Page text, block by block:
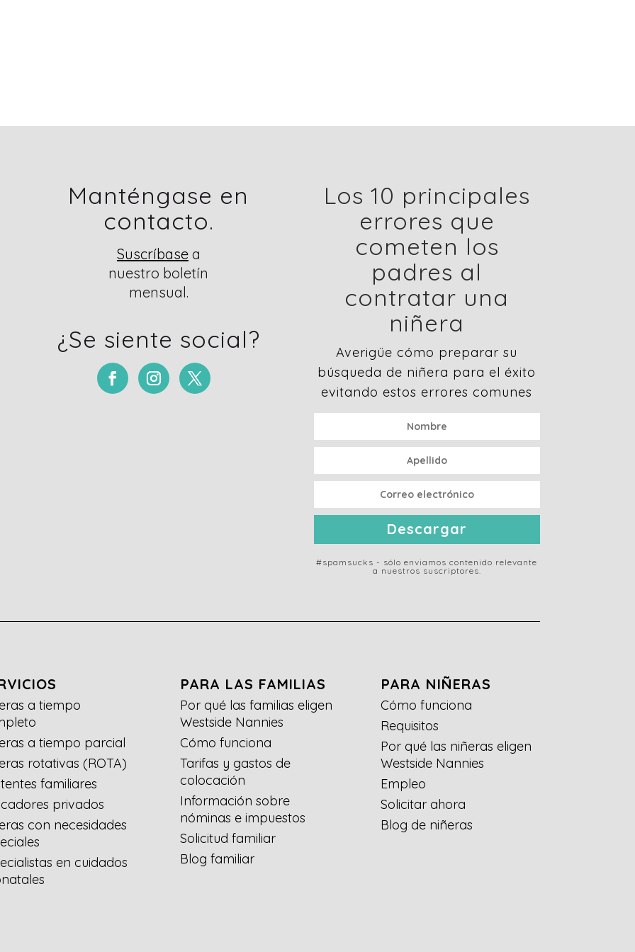
Manténgase en
contacto.
Suscríbasea
nuestro boletín
mensual.
¿Se siente social?
Los 10 principales
errores que
cometen los
padres al
contratar una
niñera
Averigüe cómo preparar su
búsqueda de niñera para el éxito
evitando estos errores comunes
Descargar
#spamsucks - sólo enviamos contenido relevante
a nuestros suscriptores.
a tiempo
a tiempo parcial
rotativas (ROTA)
familiares
privados
con necesidades
en cuidados
PARA LAS FAMILIAS
Por qué las familias eligen
Westside Nannies
Cómo funciona
Tarifas y gastos de
colocación
Información sobre
nóminas e impuestos
Solicitud familiar
Blog familiar
PARA NIÑERAS
Cómo funciona
Requisitos
Por qué las niñeras eligen
Westside Nannies
Empleo
Solicitar ahora
Blog de niñeras